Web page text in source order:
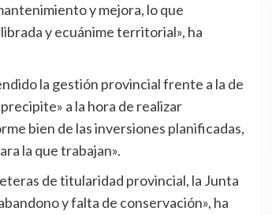
y mejora, lo que
y ecuánime territorial», ha
a la hora de realizar
bien de las inversiones planificadas,
la que trabajan».
y falta de conservación», ha